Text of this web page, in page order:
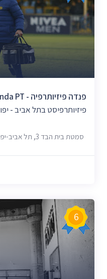
פנדה פיזיותרפיה - Panda PT
פיזיותרפיסט בתל אביב - יפו
סמטת בית הבד 3, תל אביב-יפו
6